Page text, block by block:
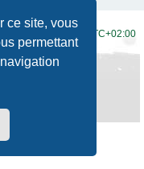
ce site, vous
permettant
UTC+02:00
© phpBB Limited